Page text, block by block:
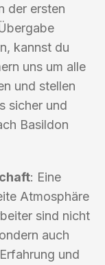
der ersten
kannst du
uns um alle
und stellen
sicher und
Basildon
: Eine
Atmosphäre
sind nicht
auch
und